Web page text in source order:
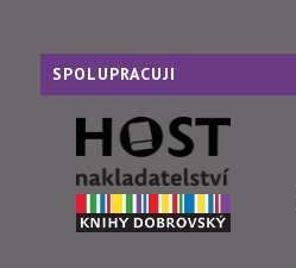
SPOLUPRACUJI